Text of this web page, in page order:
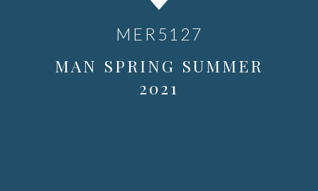
MER5127
MAN SPRING SUMMER
2021